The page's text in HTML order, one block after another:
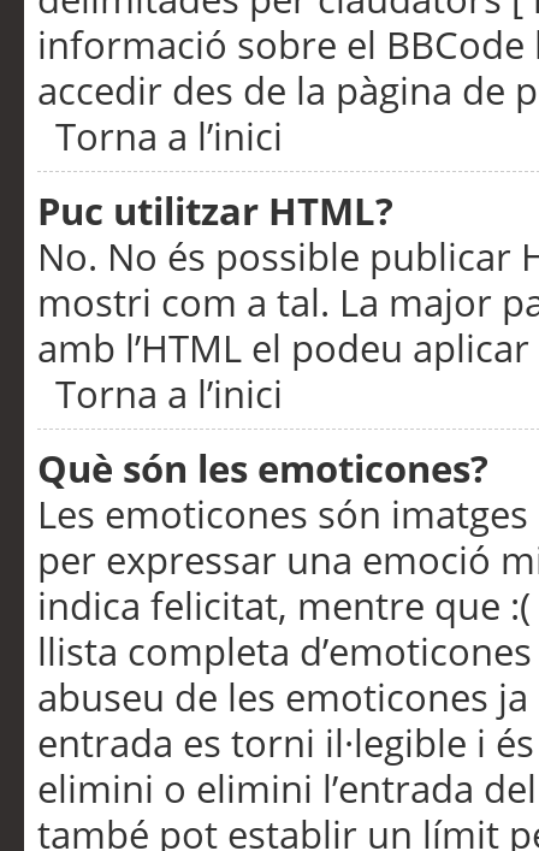
informació sobre el
accedir des de la pàgina de
Torna a l’inici
Puc utilitzar HTML?
No. No és possible publicar
mostri com a tal. La major
amb l’HTML el podeu
Torna a l’inici
Què són les emoticones?
Les emoticones són
per expressar una emoció
indica felicitat, mentre que
llista completa
abuseu de les emoticones
entrada es torni il·legible i
elimini o elimini l’entrada
també pot establir un límit